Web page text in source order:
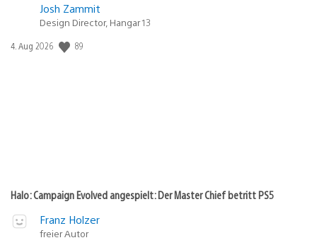
Josh Zammit
Design Director, Hangar 13
Veröffentlichungsdatum:
4. Aug 2026 89
Halo: Campaign Evolved angespielt: Der Master Chief betritt PS5
Franz Holzer
freier Autor